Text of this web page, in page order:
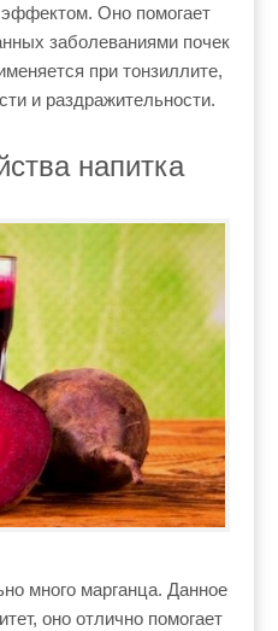
Оно помогает
заболеваниями почек
при тонзиллите,
и раздражительности.
напитка
много марганца. Данное
оно отлично помогает